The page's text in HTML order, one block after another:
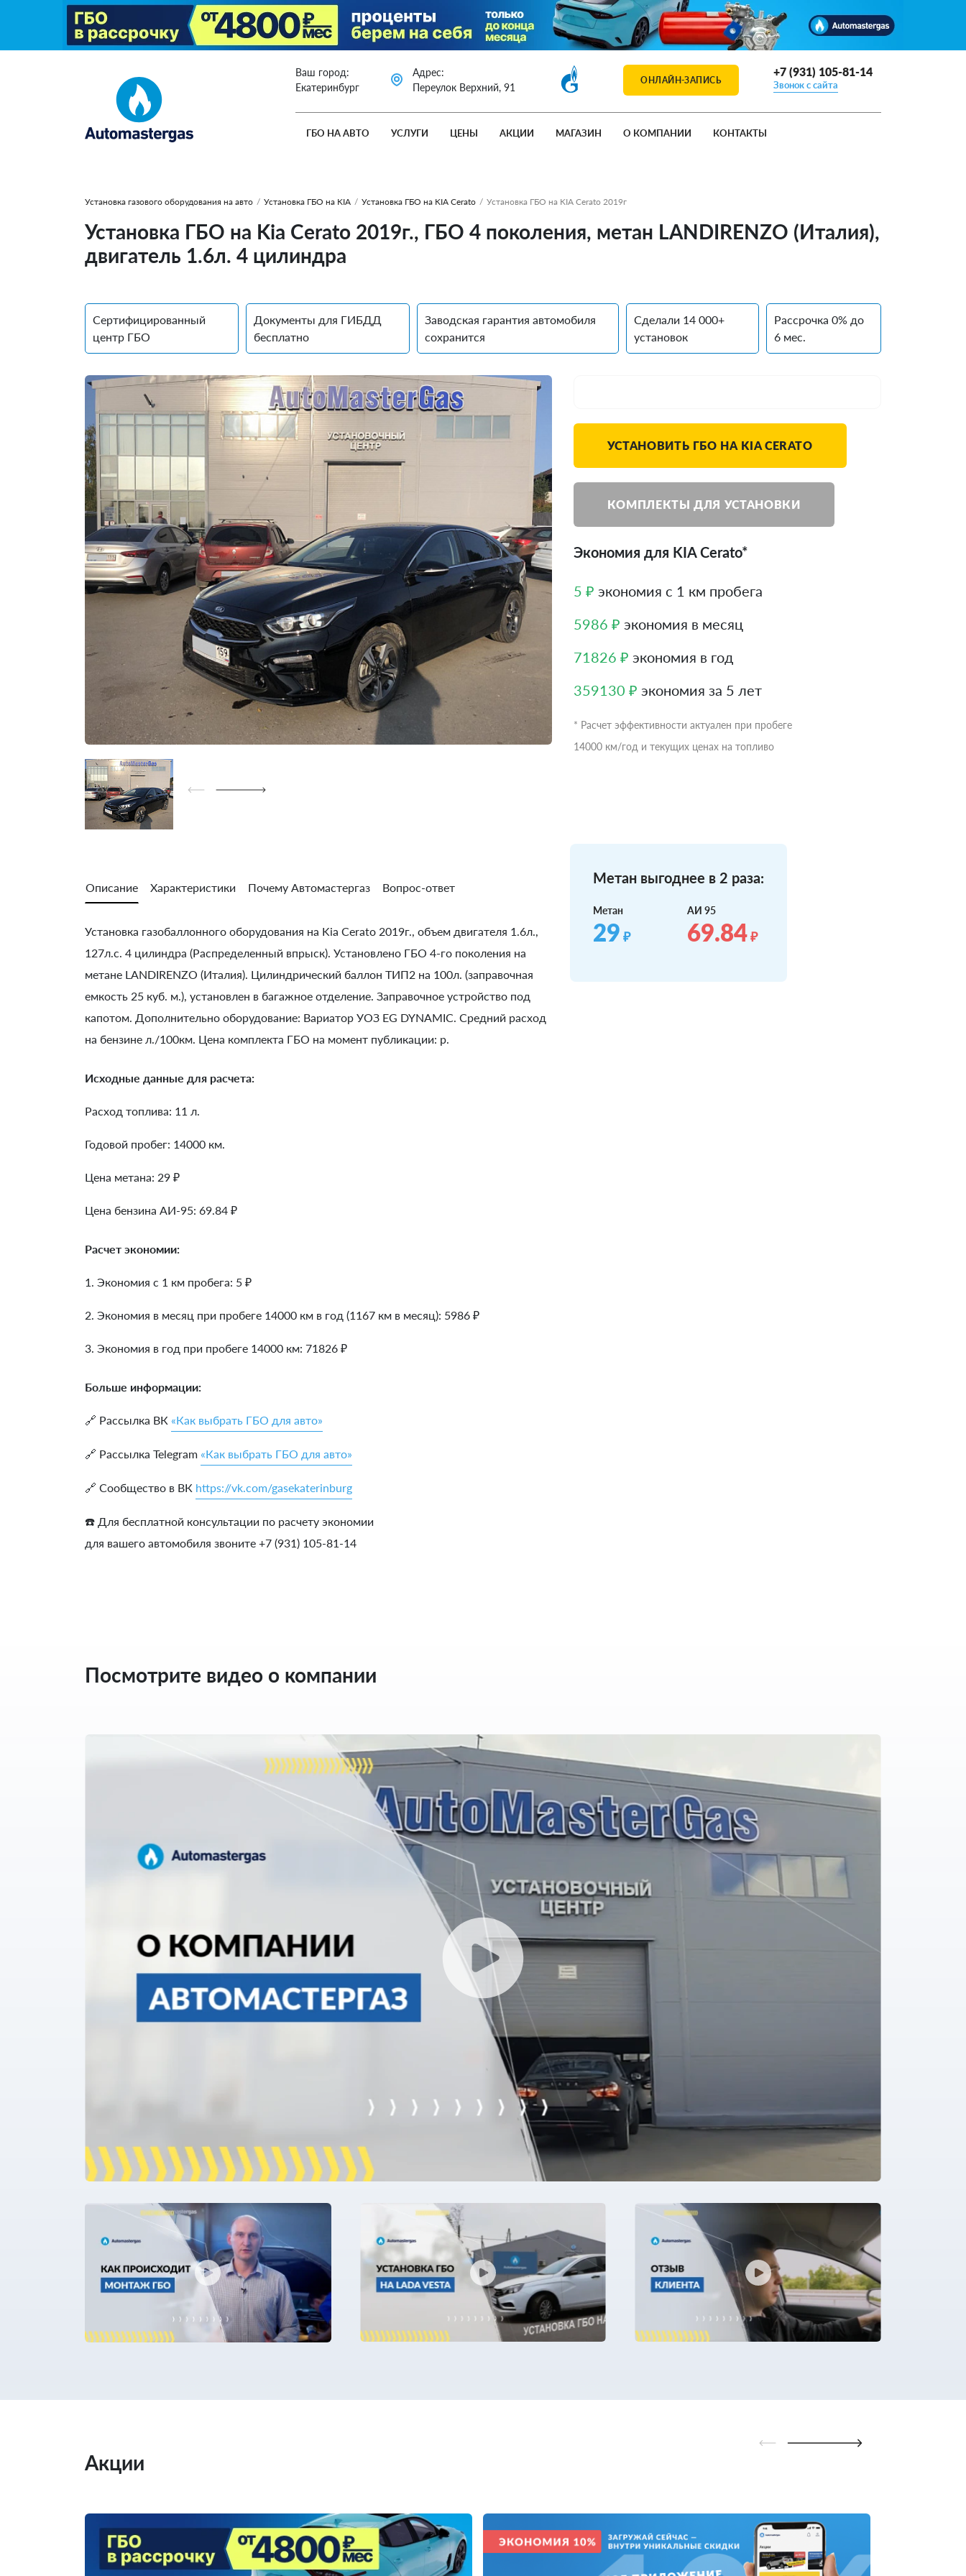
Ваш город:
Екатеринбург
Адрес:
Переулок Верхний, 91
ОНЛАЙН-ЗАПИСЬ
+7 (931) 105-81-14
Звонок с сайта
ГБО НА АВТО УСЛУГИ ЦЕНЫ АКЦИИ МАГАЗИН О КОМПАНИИ КОНТАКТЫ
Установка газового оборудования на авто / Установка ГБО на KIA / Установка ГБО на KIA Cerato / Установка ГБО на KIA Cerato 2019г
Установка ГБО на Kia Cerato 2019г., ГБО 4 поколения, метан LANDIRENZO (Италия),
двигатель 1.6л. 4 цилиндра
Сертифицированный
центр ГБО
Документы для ГИБДД
бесплатно
Заводская гарантия автомобиля
сохранится
Сделали 14 000+
установок
Рассрочка 0% до
6 мес.
УСТАНОВИТЬ ГБО НА KIA CERATO
КОМПЛЕКТЫ ДЛЯ УСТАНОВКИ
Экономия для KIA Cerato*
5 ₽ экономия с 1 км пробега
5986 ₽ экономия в месяц
71826 ₽ экономия в год
359130 ₽ экономия за 5 лет
* Расчет эффективности актуален при пробеге
14000 км/год и текущих ценах на топливо
Описание Характеристики Почему Автомастергаз Вопрос-ответ
Установка газобаллонного оборудования на Kia Cerato 2019г., объем двигателя 1.6л.,
127л.с. 4 цилиндра (Распределенный впрыск). Установлено ГБО 4-го поколения на
метане LANDIRENZO (Италия). Цилиндрический баллон ТИП2 на 100л. (заправочная
емкость 25 куб. м.), установлен в багажное отделение. Заправочное устройство под
капотом. Дополнительно оборудование: Вариатор УОЗ EG DYNAMIC. Средний расход
на бензине л./100км. Цена комплекта ГБО на момент публикации: р.
Исходные данные для расчета:
Расход топлива: 11 л.
Годовой пробег: 14000 км.
Цена метана: 29 ₽
Цена бензина АИ-95: 69.84 ₽
Расчет экономии:
1. Экономия с 1 км пробега: 5 ₽
2. Экономия в месяц при пробеге 14000 км в год (1167 км в месяц): 5986 ₽
3. Экономия в год при пробеге 14000 км: 71826 ₽
Больше информации:
🔗 Рассылка ВК «Как выбрать ГБО для авто»
🔗 Рассылка Telegram «Как выбрать ГБО для авто»
🔗 Сообщество в ВК https://vk.com/gasekaterinburg
☎️ Для бесплатной консультации по расчету экономии
для вашего автомобиля звоните +7 (931) 105-81-14
Метан выгоднее в 2 раза:
Метан
29 ₽
АИ 95
69.84₽
Посмотрите видео о компании
Акции